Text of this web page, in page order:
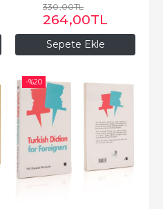
Sepete Ekle
330,00TL
264,00TL
-%20